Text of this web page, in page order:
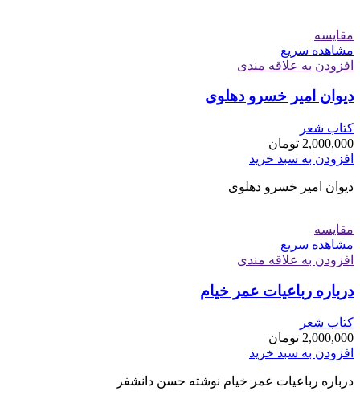
مقایسه
مشاهده سریع
افزودن به علاقه مندی
دیوان امیر خسرو دهلوی
کتاب شعر
2,000,000 تومان
افزودن به سبد خرید
دیوان امیر خسرو دهلوی
مقایسه
مشاهده سریع
افزودن به علاقه مندی
درباره رباعیات عمر خیام
کتاب شعر
2,000,000 تومان
افزودن به سبد خرید
درباره رباعیات عمر خیام نوشته حسن دانشفر